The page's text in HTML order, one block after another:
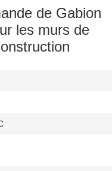
de Gabion
les murs de